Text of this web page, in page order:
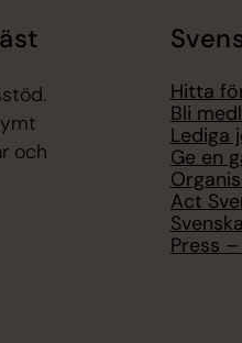
och
Hitta
Bli
Lediga
Ge en
Act
Press